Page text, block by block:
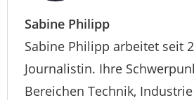
Sabine Philipp
Sabine Philipp arbeitet seit
Journalistin. Ihre
Bereichen Technik,